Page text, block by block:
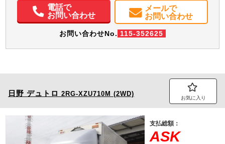
PMマフラー
Sリミッタ
電話で
お問い合わせ
メールで
お問い合わせ
お問い合わせNo. 115-352625
日野 デュトロ 2RG-XZU710M (2WD)
お気に入り
支払総額：
ASK